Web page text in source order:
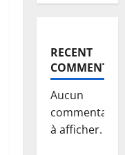
RECENT
COMMENTS
Aucun
commentaire
à afficher.